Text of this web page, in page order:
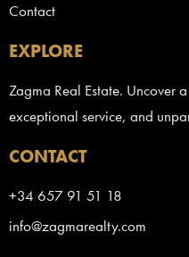
Contact
EXPLORE
Zagma Real Estate. Uncover
exceptional service, and
CONTACT
+34 657 91 51 18
info@zagmarealty.com